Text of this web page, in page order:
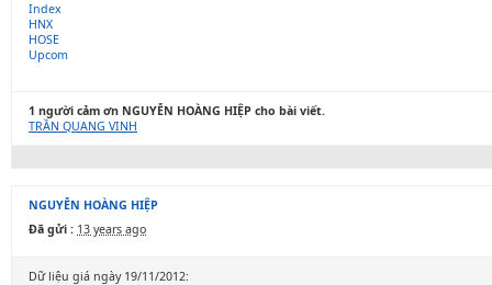
Index
HNX
HOSE
Upcom
1 người cảm ơn NGUYỄN HOÀNG HIỆP cho bài viết.
TRẦN QUANG VINH
NGUYỄN HOÀNG HIỆP
Đã gửi : 13 years ago
Dữ liệu giá ngày 19/11/2012: